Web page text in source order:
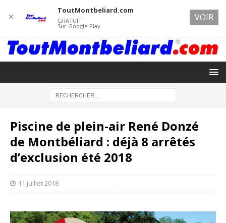
Piscine de plein-air René Donzé
de Montbéliard : déjà 8 arrêtés
d’exclusion été 2018
11 juillet 2018
✕
ToutMontbeliard.com
GRATUIT
Sur Google Play
VOIR